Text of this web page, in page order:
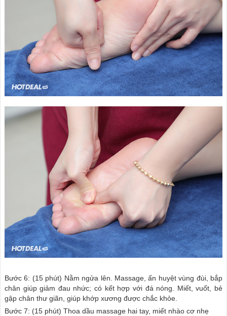
Bước 6: (15 phút) Nằm ngửa lên. Massage, ấn huyệt vùng đùi, bắp
chân giúp giảm đau nhức; có kết hợp với đá nóng. Miết, vuốt, bẻ
gập chân thư giãn, giúp khớp xương được chắc khỏe.
Bước 7: (15 phút) Thoa dầu massage hai tay, miết nhào cơ nhẹ